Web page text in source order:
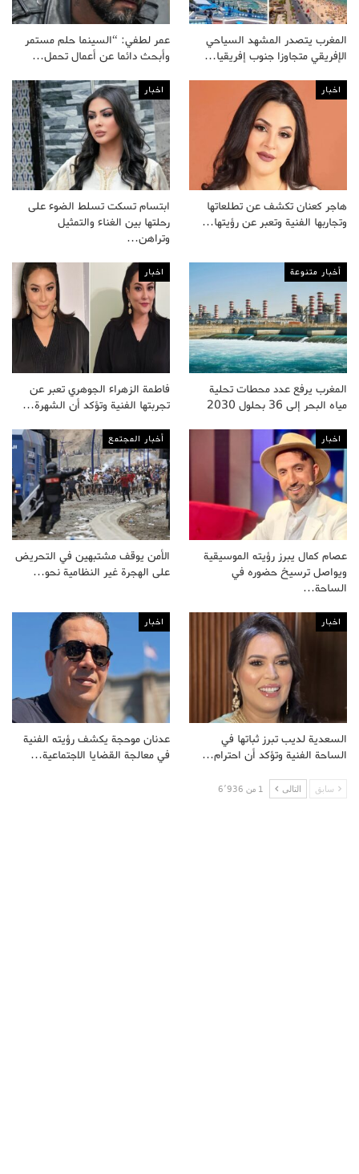
المغرب يتصدر المشهد السياحي
الإفريقي متجاوزا جنوب إفريقيا…
عمر لطفي: “السينما حلم مستمر
وأبحث دائما عن أعمال تحمل…
اخبار
هاجر كعنان تكشف عن تطلعاتها
وتجاربها الفنية وتعبر عن رؤيتها…
اخبار
ابتسام تسكت تسلط الضوء على
رحلتها بين الغناء والتمثيل
وتراهن…
أخبار متنوعة
المغرب يرفع عدد محطات تحلية
مياه البحر إلى 36 بحلول 2030
اخبار
فاطمة الزهراء الجوهري تعبر عن
تجربتها الفنية وتؤكد أن الشهرة…
اخبار
عصام كمال يبرز رؤيته الموسيقية
ويواصل ترسيخ حضوره في
الساحة…
أخبار المجتمع
الأمن يوقف مشتبهين في التحريض
على الهجرة غير النظامية نحو…
اخبار
السعدية لديب تبرز ثباتها في
الساحة الفنية وتؤكد أن احترام…
اخبار
عدنان موحجة يكشف رؤيته الفنية
في معالجة القضايا الاجتماعية…
سابق التالى 1 من 6٬936